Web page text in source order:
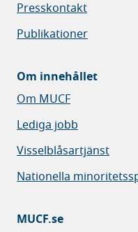
Presskontakt
Publikationer
Om innehållet
Om MUCF
Lediga jobb
Visselblåsartjänst
Nationella
MUCF.se